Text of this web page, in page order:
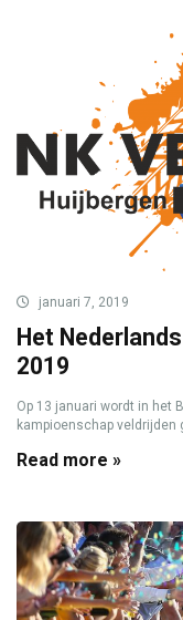
januari 7, 2019
Het
2019
Op 13 januari wordt in het
kampioenschap veldrijden
Read more »